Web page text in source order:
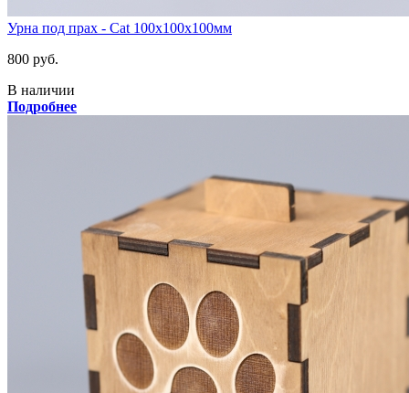
Урна под прах - Cat 100х100х100мм
800 руб.
В наличии
Подробнее